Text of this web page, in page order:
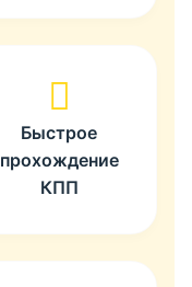
Быстрое
прохождение
КПП